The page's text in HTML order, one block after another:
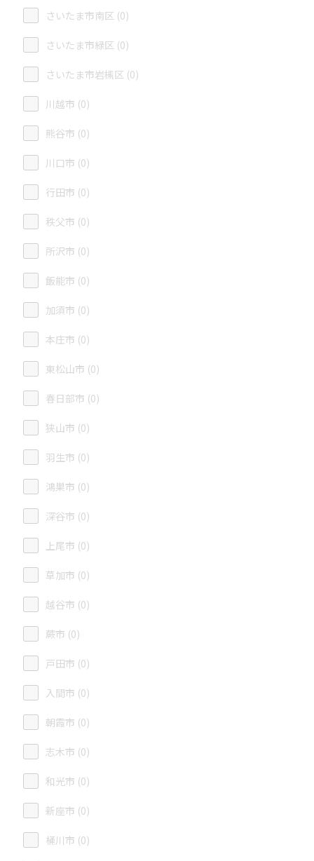
さいたま市南区 (0)
さいたま市緑区 (0)
さいたま市岩槻区 (0)
川越市 (0)
熊谷市 (0)
川口市 (0)
行田市 (0)
秩父市 (0)
所沢市 (0)
飯能市 (0)
加須市 (0)
本庄市 (0)
東松山市 (0)
春日部市 (0)
狭山市 (0)
羽生市 (0)
鴻巣市 (0)
深谷市 (0)
上尾市 (0)
草加市 (0)
越谷市 (0)
蕨市 (0)
戸田市 (0)
入間市 (0)
朝霞市 (0)
志木市 (0)
和光市 (0)
新座市 (0)
桶川市 (0)